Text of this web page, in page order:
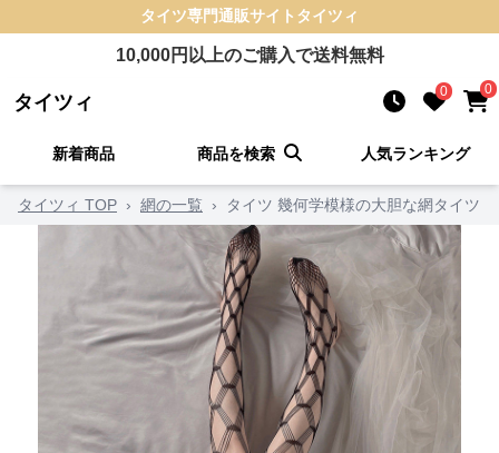
タイツ専門通販サイト タイツィ
10,000円以上のご購入で送料無料
タイツィ 0 0
新着商品 商品を検索 人気ランキング
タイツィ TOP › 網の一覧 › タイツ 幾何学模様の大胆な網タイツ